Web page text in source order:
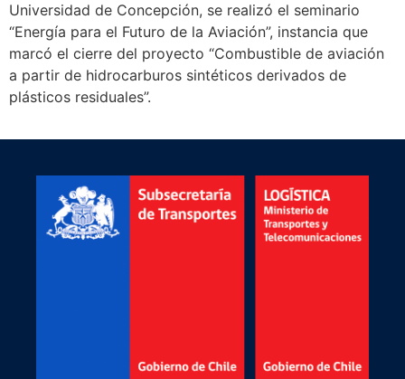
Universidad de Concepción, se realizó el seminario
“Energía para el Futuro de la Aviación”, instancia que
marcó el cierre del proyecto “Combustible de aviación
a partir de hidrocarburos sintéticos derivados de
plásticos residuales”.